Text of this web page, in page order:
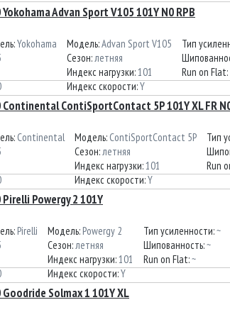
Advan Sport V105 101Y N0 RPB
Yokohama
Модель:Advan Sport V105
Сезон:летняя
Индекс нагрузки:101
Индекс скорости:Y
Тип
Run on Flat:
Continental ContiSportContact 5P 101Y XL FR
Continental
Модель: ContiSportContact 5P
Сезон:летняя
Индекс нагрузки:101
Индекс скорости:Y
Тип
Run
Powergy 2 101Y
Pirelli
Модель: Powergy 2
Сезон:летняя
Индекс нагрузки:101
Индекс скорости:Y
Тип усиленности:~
Шипованность:~
Run on Flat:~
Solmax 1 101Y XL